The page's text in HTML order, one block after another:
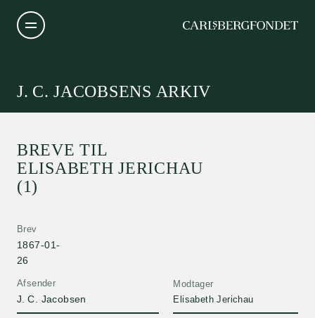
J. C. JACOBSENS ARKIV
BREVE TIL
ELISABETH JERICHAU
(1)
Afsender
J. C. Jacobsen
Brev
1867-01-
26
Modtager
Elisabeth Jerichau